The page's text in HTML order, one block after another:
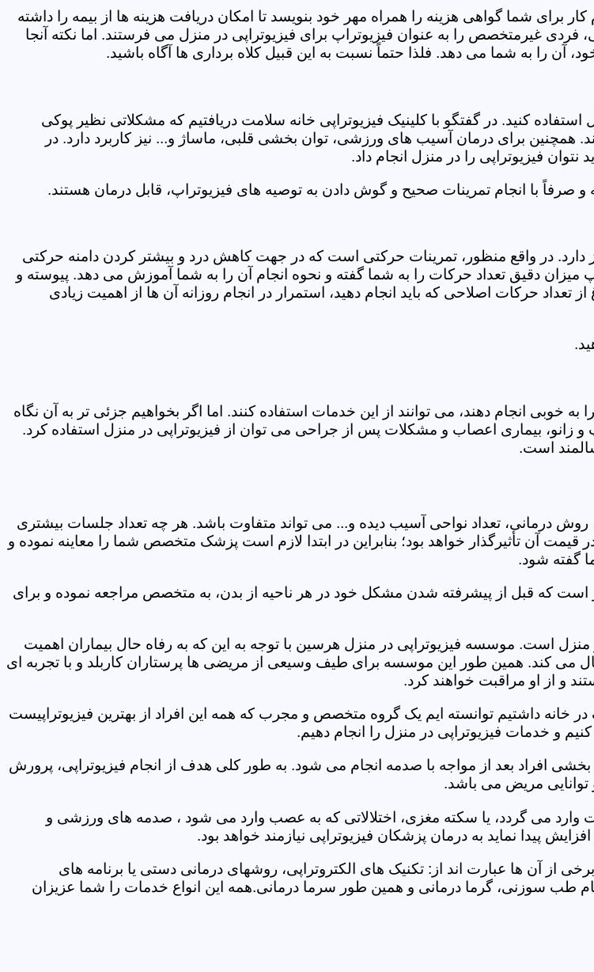
کار برای شما گواهی هزینه را همراه مهر خود بنویسد تا امکان دریافت هزینه ها از بیمه را داشته
غیرمتخصص را به عنوان فیزیوتراپ برای فیزیوتراپی در منزل می فرستند. اما نکته آنجا
آن را به شما می دهد. فلذا حتماً نسبت به این قبیل کلاه برداری ها آگاه باشید.
کنید. در گفتگو با کلینیک فیزیوتراپی خانه سلامت دریافتیم که مشکلاتی نظیر پوکی
برای درمان آسیب های ورزشی، توان بخشی قلبی، ماساژ و... نیز کاربرد دارد. در
فیزیوتراپی را در منزل انجام داد.
با انجام تمرینات صحیح و گوش دادن به توصیه های فیزیوتراپ، قابل درمان هستند.
دارد. در واقع منظور، تمرینات حرکتی است که در جهت کاهش درد و بیشتر کردن دامنه حرکتی
دقیق تعداد حرکات را به شما گفته و نحوه انجام آن را به شما آموزش می دهد. پیوسته و
حرکات اصلاحی که باید انجام دهید، استمرار در انجام روزانه آن ها از اهمیت زیادی
انجام دهند، می توانند از این خدمات استفاده کنند. اما اگر بخواهیم جزئی تر به آن نگاه
بیماری اعصاب و مشکلات پس از جراحی می توان از فیزیوتراپی در منزل استفاده کرد.
است.
روش درمانی، تعداد نواحی آسیب دیده و... می تواند متفاوت باشد. هر چه تعداد جلسات بیشتری
آن تأثیرگذار خواهد بود؛ بنابراین در ابتدا لازم است پزشک متخصص شما را معاینه نموده و
گفته شود.
است که قبل از پیشرفته شدن مشکل خود در هر ناحیه از بدن، به متخصص مراجعه نموده و برای
است. موسسه فیزیوتراپی در منزل هرسین با توجه به این که به رفاه حال بیماران اهمیت
می کند. همین طور این موسسه برای طیف وسیعی از مریضی ها پرستاران کاربلد و با تجربه ای
و از او مراقبت خواهند کرد.
خانه داشتیم توانسته ایم یک گروه متخصص و مجرب که همه این افراد از بهترین فیزیوتراپیست
و خدمات فیزیوتراپی در منزل را انجام دهیم.
افراد بعد از مواجه با صدمه انجام می شود. به طور کلی هدف از انجام فیزیوتراپی، پرورش
توانایی مریض می باشد.
می گردد، یا سکته مغزی، اختلالاتی که به عصب وارد می شود ، صدمه های ورزشی و
پیدا نماید به درمان پزشکان فیزیوتراپی نیازمند خواهد بود.
از آن ها عبارت اند از: تکنیک های الکتروتراپی، روشهای درمانی دستی یا برنامه های
سوزنی، گرما درمانی و همین طور سرما درمانی.همه این انواع خدمات را شما عزیزان